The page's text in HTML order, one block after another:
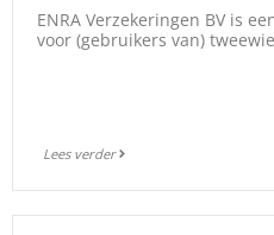
Lees verder
ENRA Verzekeringen BV is
voor (gebruikers van)